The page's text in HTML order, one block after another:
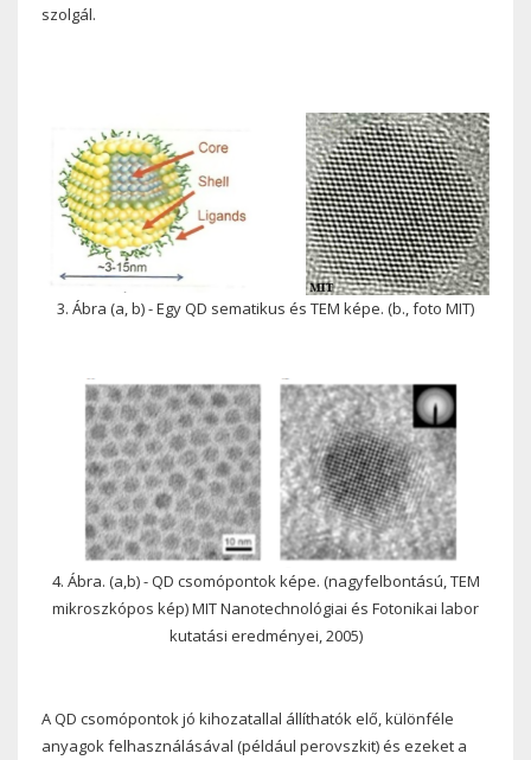
szolgál.
3. Ábra (a, b) - Egy QD sematikus és TEM képe. (b., foto MIT)
4. Ábra. (a,b) - QD csomópontok képe. (nagyfelbontású, TEM
mikroszkópos kép) MIT Nanotechnológiai és Fotonikai labor
kutatási eredményei, 2005)
A QD csomópontok jó kihozatallal állíthatók elő, különféle
anyagok felhasználásával (például perovszkit) és ezeket a